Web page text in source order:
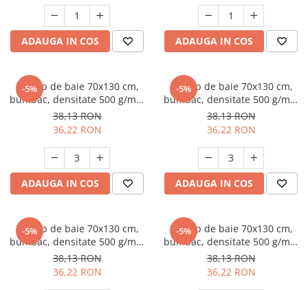
ADAUGA IN COS ADAUGA IN COS
-5%
Prosop de baie 70x130 cm,
bumbac, densitate 500 g/mp,
Maro
38,13 RON
36,22 RON
ADAUGA IN COS
-5%
Prosop de baie 70x130 cm,
bumbac, densitate 500 g/mp,
Verde
38,13 RON
36,22 RON
ADAUGA IN COS
-5%
Prosop de baie 70x130 cm,
bumbac, densitate 500 g/mp,
Rosu
38,13 RON
36,22 RON
-5%
Prosop de baie 70x130 cm,
bumbac, densitate 500 g/mp,
Roz
38,13 RON
36,22 RON